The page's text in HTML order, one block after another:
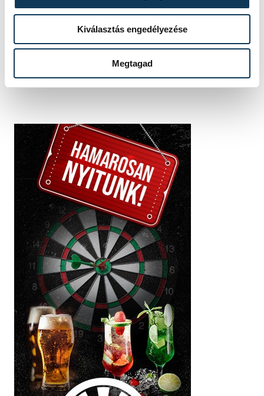
Kiválasztás engedélyezése
Megtagad
vehir.hu